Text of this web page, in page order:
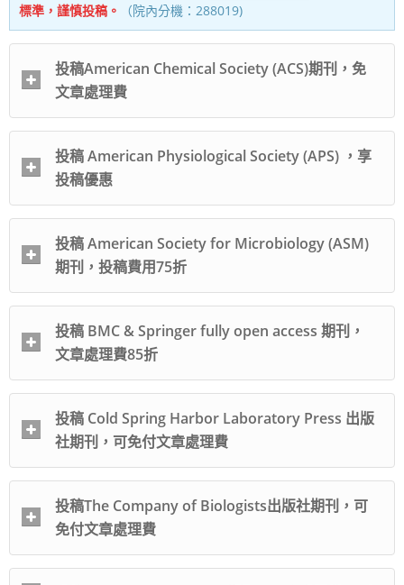
標準，謹慎投稿。
（院內分機：288019)
投稿American Chemical Society (ACS)期刊，免
文章處理費
投稿 American Physiological Society (APS) ，享
投稿優惠
投稿 American Society for Microbiology (ASM)
期刊，投稿費用75折
投稿 BMC & Springer fully open access 期刊，
文章處理費85折
投稿 Cold Spring Harbor Laboratory Press 出版
社期刊，可免付文章處理費
投稿The Company of Biologists出版社期刊，可
免付文章處理費